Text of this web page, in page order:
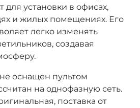
для установки в офисах,
и жилых помещениях. Его
легко изменять
создавая
оснащен пультом
на однофазную сеть.
поставка от